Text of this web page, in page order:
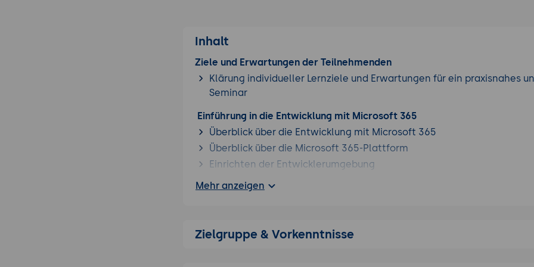
Inhalt
Ziele und Erwartungen der Teilnehmenden
Klärung individueller Lernziele und Erwartungen für ein praxisnahes
Seminar
Einführung in die Entwicklung mit Microsoft 365
Überblick über die Entwicklung mit Microsoft 365
Überblick über die Microsoft 365-Plattform
Einrichten der Entwicklerumgebung
Microsoft Graph
Autorisierung und Authentifizierung mit Microsoft Graph
Mehr anzeigen
Zielgruppe & Vorkenntnisse